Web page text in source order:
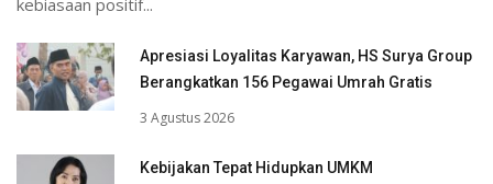
kebiasaan positif...
Apresiasi Loyalitas Karyawan, HS Surya Group
Berangkatkan 156 Pegawai Umrah Gratis
3 Agustus 2026
Kebijakan Tepat Hidupkan UMKM